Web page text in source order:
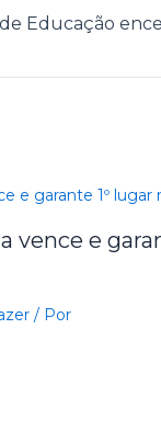
vence e
/ Por